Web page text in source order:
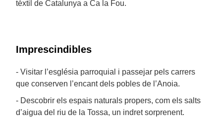
tèxtil de Catalunya a Ca la Fou.
Imprescindibles
- Visitar l’església parroquial i passejar pels carrers
que conserven l’encant dels pobles de l’Anoia.
- Descobrir els espais naturals propers, com els salts
d’aigua del riu de la Tossa, un indret sorprenent.